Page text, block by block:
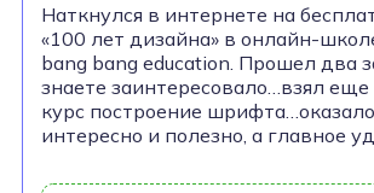
Наткнулся в интернете на
«100 лет дизайна» в онлайн-
bang bang education. Прошел два
знаете заинтересовало…взял
курс построение
интересно и полезно, а главное